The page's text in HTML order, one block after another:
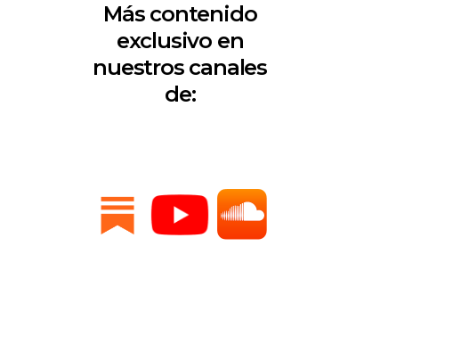
Más contenido
exclusivo en
nuestros canales
de: